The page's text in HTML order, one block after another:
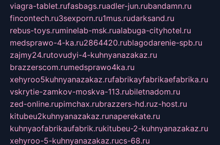
viagra-tablet.rufasbags.ruadler-jun.rubandamn.ru
fincontech.ru3sexporn.ru1mus.rudarksand.ru
rebus-toys.ruminelab-msk.rualabuga-cityhotel.ru
medsprawo-4-ka.ru2864420.rublagodarenie-spb.ru
zajmy24.rutovudyi-4-kuhnyanazakaz.ru
brazzerscom.rumedsprawo4ka.ru
xehyroo5kuhnyanazakaz.rufabrikayfabrikaefabrika.ru
vskrytie-zamkov-moskva-113.rubiletnadom.ru
zed-online.rupimchax.rubrazzers-hd.ruz-host.ru
kitubeu2kuhnyanazakaz.runaperekate.ru
kuhnyaofabrikaufabrik.rukitubeu-2-kuhnyanazakaz.ru
xehyroo-5-kuhnyanazakaz.rucs-68.ru